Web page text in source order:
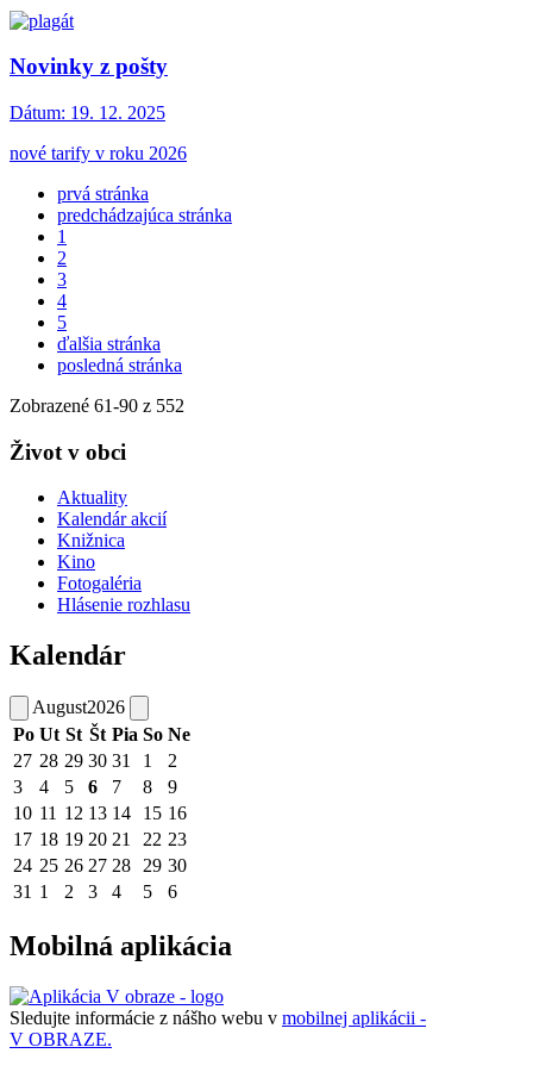
Novinky z pošty
Dátum: 19. 12. 2025
nové tarify v roku 2026
prvá stránka
predchádzajúca stránka
1
2
3
4
5
ďalšia stránka
posledná stránka
Zobrazené 61-90 z 552
Život v obci
Aktuality
Kalendár akcií
Knižnica
Kino
Fotogaléria
Hlásenie rozhlasu
Kalendár
August2026
Po Ut St Št Pia So Ne
27 28 29 30 31 1
2
3
4 5 6 7 8
9
10 11 12 13 14 15 16
17 18 19 20 21 22 23
24 25 26 27 28 29 30
31 1 2 3 4 5 6
Mobilná aplikácia
Sledujte informácie z nášho webu v mobilnej aplikácii -
V OBRAZE.